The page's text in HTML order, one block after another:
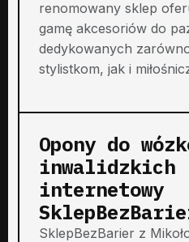
renomowany sklep
gamę akcesoriów do
dedykowanych
stylistkom, jak i
Opony do
inwalidzkich
internetowy
SklepBezBarier z